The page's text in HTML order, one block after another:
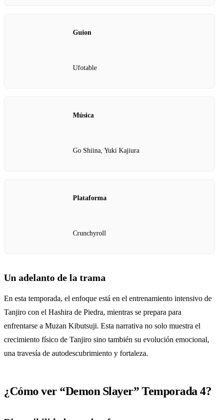
Guion
Ufotable
Música
Go Shiina, Yuki Kajiura
Plataforma
Crunchyroll
Un adelanto de la trama
En esta temporada, el enfoque está en el entrenamiento intensivo de
Tanjiro con el Hashira de Piedra, mientras se prepara para
enfrentarse a Muzan Kibutsuji. Esta narrativa no solo muestra el
crecimiento físico de Tanjiro sino también su evolución emocional,
una travesía de autodescubrimiento y fortaleza.
¿Cómo ver “Demon Slayer” Temporada 4?